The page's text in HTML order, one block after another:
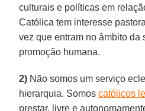
culturais e políticas em
Católica tem interesse
vez que entram no âmbito da
promoção humana.
2) Não somos um serviço
hierarquia. Somoscatólicos
prestar, livre e